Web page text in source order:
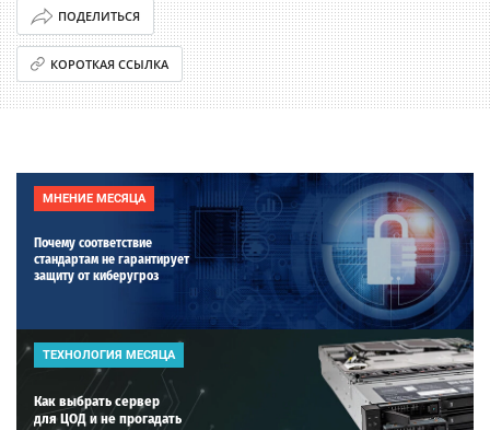
ПОДЕЛИТЬСЯ
КОРОТКАЯ ССЫЛКА
МНЕНИЕ МЕСЯЦА
Почему соответствие
стандартам не гарантирует
защиту от киберугроз
ТЕХНОЛОГИЯ МЕСЯЦА
Как выбрать сервер
для ЦОД и не прогадать